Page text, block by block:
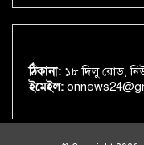
ঠিকানা: ১৮ দিলু রোড,
ইমেইল: